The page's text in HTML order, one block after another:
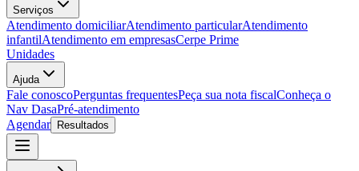
Serviços
Atendimento domiciliarAtendimento particularAtendimento
infantilAtendimento em empresasCerpe Prime
Unidades
Ajuda
Fale conoscoPerguntas frequentesPeça sua nota fiscalConheça o
Nav DasaPré-atendimento
Agendar
Resultados